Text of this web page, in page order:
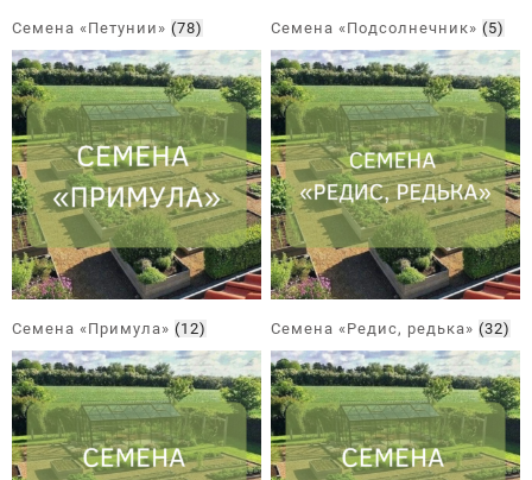
Семена «Петунии» (78) Семена «Подсолнечник»(5)
Семена «Примула» (12) Семена «Редис, редька»(32)